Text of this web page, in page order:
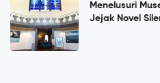
Menelusuri
Jejak Novel